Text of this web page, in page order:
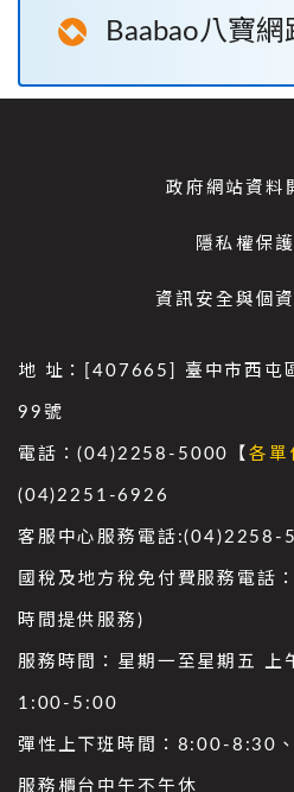
Baabao八寶網
政府網站資料
隱私權保
資訊安全與個
地 址：[407665] 臺中市西屯
99號
電話：(04)2258-5000【各單
(04)2251-6926
客服中心服務電話:(04)2258-
國稅及地方稅免付費服務電
時間提供服務)
服務時間：星期一至星期五
1:00-5:00
彈性上下班時間：8:00-8:30
服務櫃台中午不午休